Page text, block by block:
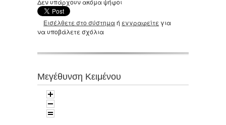
Εισέλθετε στο σύστημαή εγγραφείτε για
να υποβάλετε σχόλια
Μεγέθυνση Κειμένου